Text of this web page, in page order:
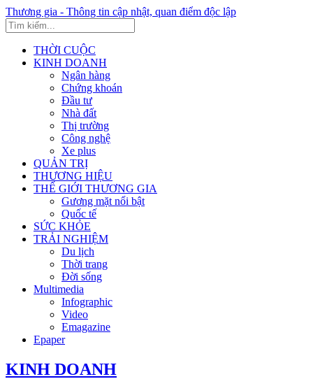
Thương gia - Thông tin cập nhật, quan điểm độc lập
THỜI CUỘC
KINH DOANH
Ngân hàng
Chứng khoán
Đầu tư
Nhà đất
Thị trường
Công nghệ
Xe plus
QUẢN TRỊ
THƯƠNG HIỆU
THẾ GIỚI THƯƠNG GIA
Gương mặt nổi bật
Quốc tế
SỨC KHỎE
TRẢI NGHIỆM
Du lịch
Thời trang
Đời sống
Multimedia
Infographic
Video
Emagazine
Epaper
KINH DOANH